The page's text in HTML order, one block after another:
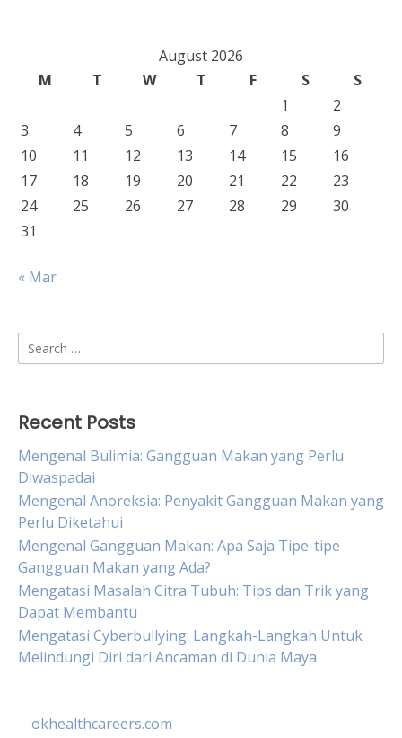
August 2026
M
T W T F S
S
1
2
3
4 5 6 7 8
9
10
11 12 13 14 15
16
17
18 19 20 21 22
23
24
25 26 27 28 29
30
31
« Mar
Search
for:
Recent Posts
Mengenal Bulimia: Gangguan Makan yang Perlu
Diwaspadai
Mengenal Anoreksia: Penyakit Gangguan Makan yang
Perlu Diketahui
Mengenal Gangguan Makan: Apa Saja Tipe-tipe
Gangguan Makan yang Ada?
Mengatasi Masalah Citra Tubuh: Tips dan Trik yang
Dapat Membantu
Mengatasi Cyberbullying: Langkah-Langkah Untuk
Melindungi Diri dari Ancaman di Dunia Maya
okhealthcareers.com